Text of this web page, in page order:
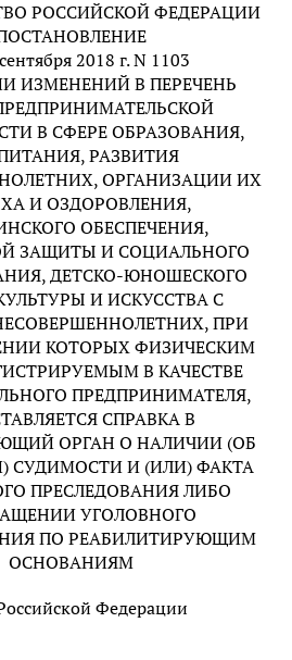
РОССИЙСКОЙ ФЕДЕРАЦИИ
2018 г. N 1103
ИЗМЕНЕНИЙ В ПЕРЕЧЕНЬ
В СФЕРЕ ОБРАЗОВАНИЯ,
РАЗВИТИЯ
ОРГАНИЗАЦИИ ИХ
И ОЗДОРОВЛЕНИЯ,
ОБЕСПЕЧЕНИЯ,
ЗАЩИТЫ И СОЦИАЛЬНОГО
ДЕТСКО-ЮНОШЕСКОГО
И ИСКУССТВА С
ПРИ
КОТОРЫХ ФИЗИЧЕСКИМ
В КАЧЕСТВЕ
ПРЕДПРИНИМАТЕЛЯ,
СПРАВКА В
ОРГАН О НАЛИЧИИ (ОБ
СУДИМОСТИ И (ИЛИ) ФАКТА
ПРЕСЛЕДОВАНИЯ ЛИБО
УГОЛОВНОГО
ПО РЕАБИЛИТИРУЮЩИМ
ОСНОВАНИЯМ
Федерации